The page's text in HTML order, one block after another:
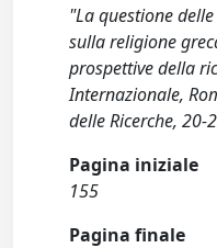
"La questione
sulla religione
prospettive della
Internazionale,
delle Ricerche,
Pagina iniziale
155
Pagina finale